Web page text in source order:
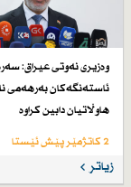
وەزیری نەوتی عیراق:
ئاستەنگەكان بەرهەمی
هاوڵاتیان دابین كراوە
2 کاتژمێر پێش ئێستا
زیاتر